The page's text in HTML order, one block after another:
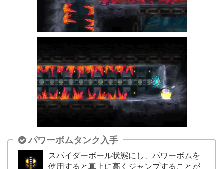
パワーボムタンク入手
スパイダーボール状態にし、パワーボムを
使用すると真上に高くジャンプすることが